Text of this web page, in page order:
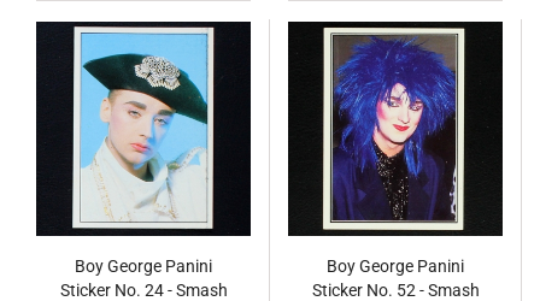
Boy George Panini
Sticker No. 24 - Smash
Boy George Panini
Sticker No. 52 - Smash